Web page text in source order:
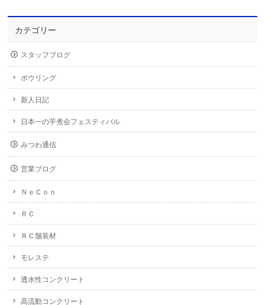
カテゴリー
スタッフブログ
ボウリング
新人日記
日本一の芋煮会フェスティバル
みつわ通信
営業ブログ
ＮｅＣｏｎ
ＲＣ
ＲＣ舗装材
モレステ
透水性コンクリート
高流動コンクリート